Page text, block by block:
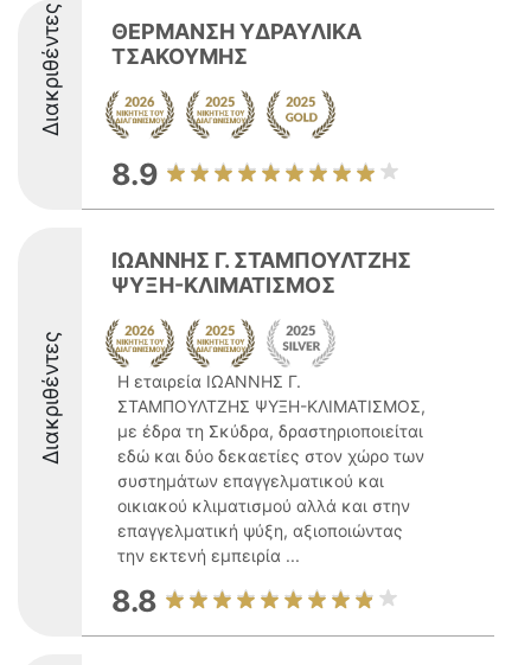
Διακριθέντες
ΘΕΡΜΑΝΣΗ ΥΔΡΑΥΛΙΚΑ
ΤΣΑΚΟΥΜΗΣ
8.9
Διακριθέντες
ΙΩΑΝΝΗΣ Γ. ΣΤΑΜΠΟΥΛΤΖΗΣ
ΨΥΞΗ-ΚΛΙΜΑΤΙΣΜΟΣ
Η εταιρεία ΙΩΑΝΝΗΣ Γ.
ΣΤΑΜΠΟΥΛΤΖΗΣ ΨΥΞΗ-ΚΛΙΜΑΤΙΣΜΟΣ,
με έδρα τη Σκύδρα, δραστηριοποιείται
εδώ και δύο δεκαετίες στον χώρο των
συστημάτων επαγγελματικού και
οικιακού κλιματισμού αλλά και στην
επαγγελματική ψύξη, αξιοποιώντας
την εκτενή εμπειρία ...
8.8